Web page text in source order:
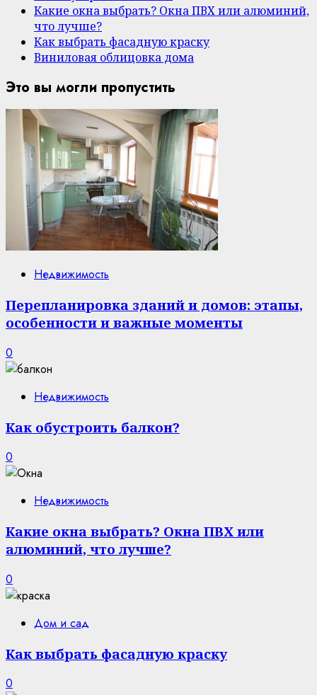
Какие окна выбрать? Окна ПВХ или алюминий,
что лучше?
Как выбрать фасадную краску
Виниловая облицовка дома
Это вы могли пропустить
Недвижимость
Перепланировка зданий и домов: этапы,
особенности и важные моменты
0
Недвижимость
Как обустроить балкон?
0
Недвижимость
Какие окна выбрать? Окна ПВХ или
алюминий, что лучше?
0
Дом и сад
Как выбрать фасадную краску
0